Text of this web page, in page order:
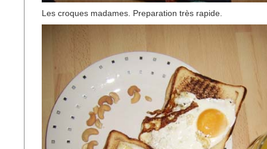
Les croques madames. Preparation très rapide.